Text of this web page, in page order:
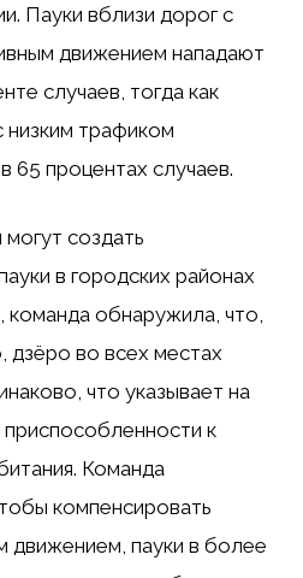
Пауки вблизи дорог с
движением нападают
случаев, тогда как
низким трафиком
65 процентах случаев.
создать
в городских районах
команда обнаружила, что,
во всех местах
что указывает на
к
Команда
компенсировать
пауки в более